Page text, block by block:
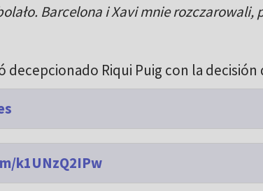
Barcelona i Xavi mnie rozczarowali,
decepcionado Riqui Puig con la decisión
k1UNzQ2IPw